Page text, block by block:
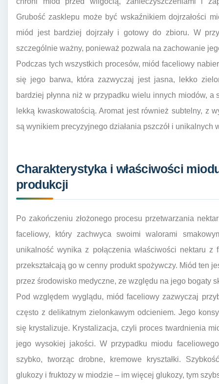
Grubość zasklepu może być wskaźnikiem dojrzałości
miód jest bardziej dojrzały i gotowy do zbioru. W
szczególnie ważny, ponieważ pozwala na zachowanie
Podczas tych wszystkich procesów, miód faceliowy
się jego barwa, która zazwyczaj jest jasna, lekko
bardziej płynna niż w przypadku wielu innych miodów,
lekką kwaskowatością. Aromat jest również subtelny, z
są wynikiem precyzyjnego działania pszczół i unikalnych
Charakterystyka i właściwości
produkcji
Po zakończeniu złożonego procesu przetwarzania
faceliowy, który zachwyca swoimi walorami
unikalność wynika z połączenia właściwości nektaru
przekształcają go w cenny produkt spożywczy. Miód ten
przez środowisko medyczne, ze względu na jego bogaty
Pod względem wyglądu, miód faceliowy zazwyczaj
często z delikatnym zielonkawym odcieniem. Jego
się krystalizuje. Krystalizacja, czyli proces twardnienia
jego wysokiej jakości. W przypadku miodu
szybko, tworząc drobne, kremowe kryształki.
glukozy i fruktozy w miodzie – im więcej glukozy, tym